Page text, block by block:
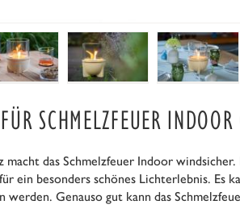
SCHMELZFEUER
das Schmelzfeuer Indoor
ein besonders schönes Lichterlebnis. Es
werden. Genauso gut kann das